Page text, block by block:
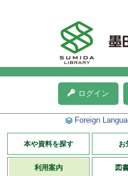
ログイン
Foreign
本や資料を探す お
利用案内 図